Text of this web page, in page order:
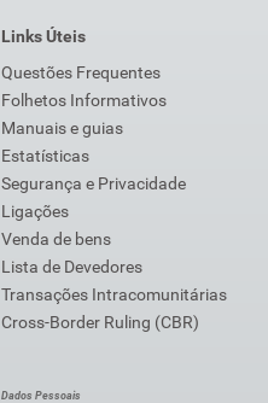
Links Úteis
Questões Frequentes
Folhetos Informativos
Manuais e guias
Estatísticas
Segurança e Privacidade
Ligações
Venda de bens
Lista de Devedores
Transações Intracomunitárias
Cross-Border Ruling (CBR)
Dados Pessoais